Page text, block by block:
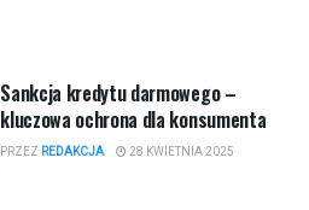
Sankcja kredytu darmowego –
kluczowa ochrona dla konsumenta
PRZEZ REDAKCJA 28 KWIETNIA 2025